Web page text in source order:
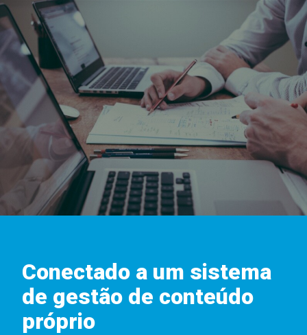
Conectado a um sistema
de gestão de conteúdo
próprio